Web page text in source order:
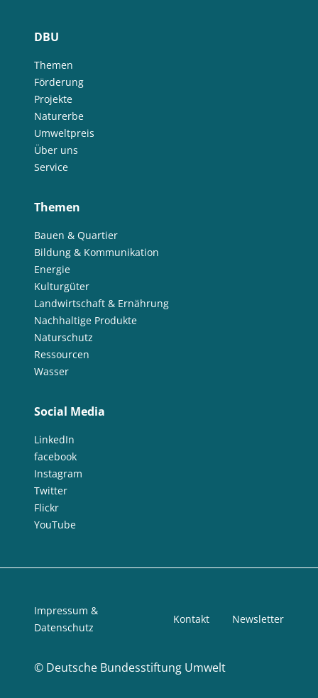
DBU
Themen
Förderung
Projekte
Naturerbe
Umweltpreis
Über uns
Service
Themen
Bauen & Quartier
Bildung & Kommunikation
Energie
Kulturgüter
Landwirtschaft & Ernährung
Nachhaltige Produkte
Naturschutz
Ressourcen
Wasser
Social Media
LinkedIn
facebook
Instagram
Twitter
Flickr
YouTube
© Deutsche Bundesstiftung Umwelt
Impressum &
Datenschutz
Kontakt Newsletter